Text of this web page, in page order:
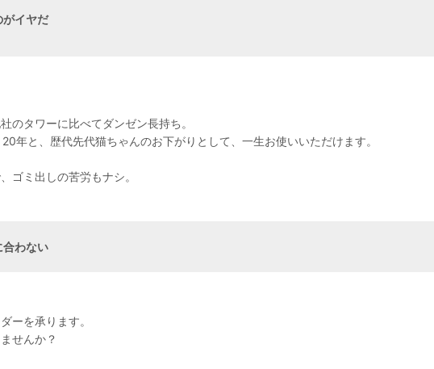
がイヤだ
のタワーに比べてダンゼン長持ち。
年と、歴代先代猫ちゃんのお下がりとして、一生お使いいただけます。
ゴミ出しの苦労もナシ。
合わない
ーを承ります。
せんか？